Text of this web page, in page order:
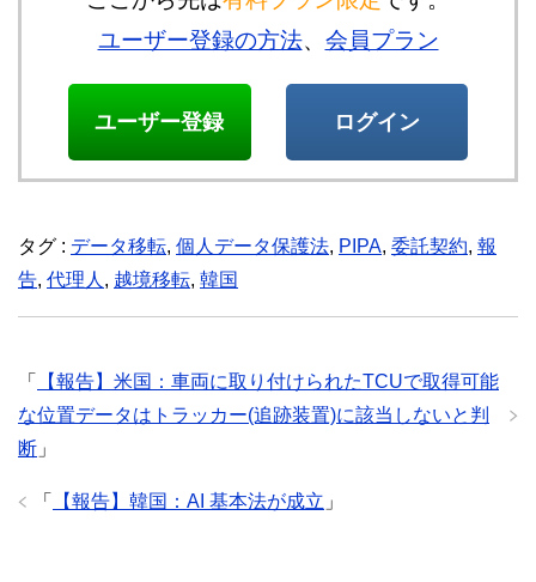
ユーザー登録の方法、 会員プラン
ユーザー登録 ログイン
タグ : データ移転, 個人データ保護法, PIPA, 委託契約, 報
告, 代理人 , 越境移転, 韓国
「
【報告】米国：車両に取り付けられたTCUで取得可能
な位置データはトラッカー(追跡装置)に該当しないと判
断 」
「 【報告】韓国：AI 基本法が成立 」